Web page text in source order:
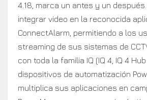
4.18, marca un antes y un
integrar video en la reconocida
ConnectAlarm, permitiendo a los
streaming de sus sistemas de
con toda la familia IQ (IQ 4, IQ 4
dispositivos de automatización
multiplica sus aplicaciones en